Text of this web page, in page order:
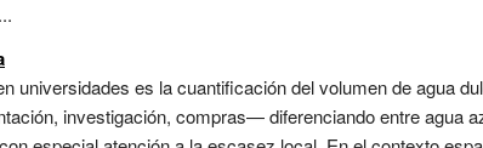
universidades es la cuantificación del volumen de agua
investigación, compras— diferenciando entre agua